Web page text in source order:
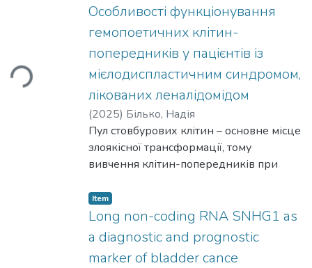
Loading...
Особливості функціонування
гемопоетичних клітин-
попередників у пацієнтів із
мієлодиспластичним синдромом,
лікованих леналідомідом
(2025) Білько, Надія
Пул стовбурових клітин – основне місце
злоякісної трансформації, тому
вивчення клітин-попередників при
найважливіших шляхів розкриття
патогенезу злоякісних гемобластозів.
Мієлодиспластичний синдром (МДС) –
це захворювання системи крові, яке
характеризується нестабільністю
Item
Long non-coding RNA SNHG1 as
a diagnostic and prognostic
marker of bladder cance